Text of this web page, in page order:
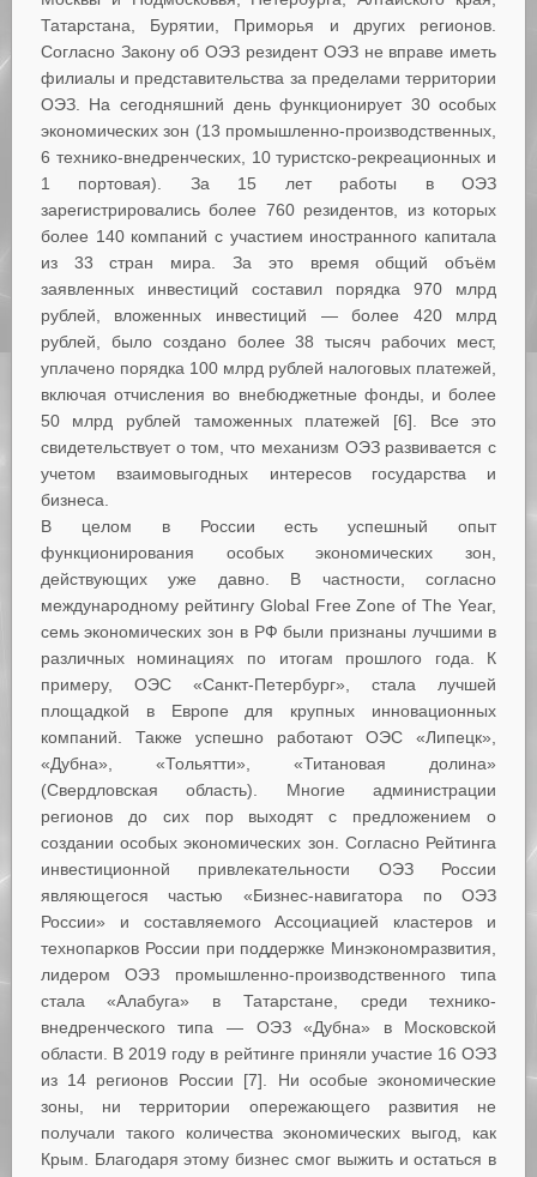
Татарстана, Бурятии, Приморья и других регионов.
Согласно Закону об ОЭЗ резидент ОЭЗ не вправе иметь
филиалы и представительства за пределами территории
ОЭЗ. На сегодняшний день функционирует 30 особых
экономических зон (13 промышленно-производственных,
6 технико-внедренческих, 10 туристско-рекреационных и
1 портовая). За 15 лет работы в ОЭЗ
зарегистрировались более 760 резидентов, из которых
более 140 компаний с участием иностранного капитала
из 33 стран мира. За это время общий объём
заявленных инвестиций составил порядка 970 млрд
рублей, вложенных инвестиций — более 420 млрд
рублей, было создано более 38 тысяч рабочих мест,
уплачено порядка 100 млрд рублей налоговых платежей,
включая отчисления во внебюджетные фонды, и более
50 млрд рублей таможенных платежей [6]. Все это
свидетельствует о том, что механизм ОЭЗ развивается с
учетом взаимовыгодных интересов государства и
бизнеса.
В целом в России есть успешный опыт
функционирования особых экономических зон,
действующих уже давно. В частности, согласно
международному рейтингу Global Free Zone of The Year,
семь экономических зон в РФ были признаны лучшими в
различных номинациях по итогам прошлого года. К
примеру, ОЭС «Санкт-Петербург», стала лучшей
площадкой в Европе для крупных инновационных
компаний. Также успешно работают ОЭС «Липецк»,
«Дубна», «Тольятти», «Титановая долина»
(Свердловская область). Многие администрации
регионов до сих пор выходят с предложением о
создании особых экономических зон. Согласно Рейтинга
инвестиционной привлекательности ОЭЗ России
являющегося частью «Бизнес-навигатора по ОЭЗ
России» и составляемого Ассоциацией кластеров и
технопарков России при поддержке Минэкономразвития,
лидером ОЭЗ промышленно-производственного типа
стала «Алабуга» в Татарстане, среди технико-
внедренческого типа — ОЭЗ «Дубна» в Московской
области. В 2019 году в рейтинге приняли участие 16 ОЭЗ
из 14 регионов России [7]. Ни особые экономические
зоны, ни территории опережающего развития не
получали такого количества экономических выгод, как
Крым. Благодаря этому бизнес смог выжить и остаться в